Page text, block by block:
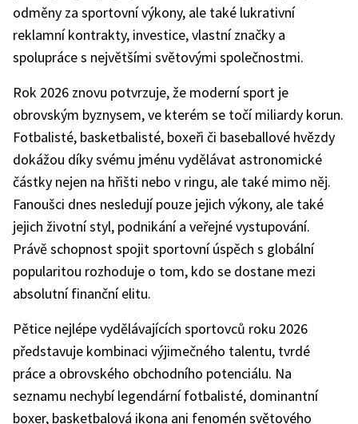
odměny za sportovní výkony, ale také lukrativní
reklamní kontrakty, investice, vlastní značky a
spolupráce s největšími světovými společnostmi.
Rok 2026 znovu potvrzuje, že moderní sport je
obrovským byznysem, ve kterém se točí miliardy korun.
Fotbalisté, basketbalisté, boxeři či baseballové hvězdy
dokážou díky svému jménu vydělávat astronomické
částky nejen na hřišti nebo v ringu, ale také mimo něj.
Fanoušci dnes nesledují pouze jejich výkony, ale také
jejich životní styl, podnikání a veřejné vystupování.
Právě schopnost spojit sportovní úspěch s globální
popularitou rozhoduje o tom, kdo se dostane mezi
absolutní finanční elitu.
Pětice nejlépe vydělávajících sportovců roku 2026
představuje kombinaci výjimečného talentu, tvrdé
práce a obrovského obchodního potenciálu. Na
seznamu nechybí legendární fotbalisté, dominantní
boxer, basketbalová ikona ani fenomén světového